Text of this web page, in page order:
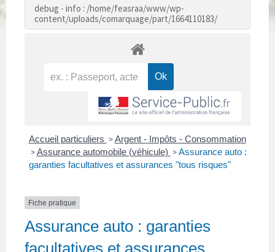
debug - info : /home/feasraa/www/wp-
content/uploads/comarquage/part/1664110183/
Accueil particuliers > Argent - Impôts - Consommation
> Assurance automobile (véhicule) > Assurance auto :
garanties facultatives et assurances "tous risques"
Fiche pratique
Assurance auto : garanties
facultatives et assurances